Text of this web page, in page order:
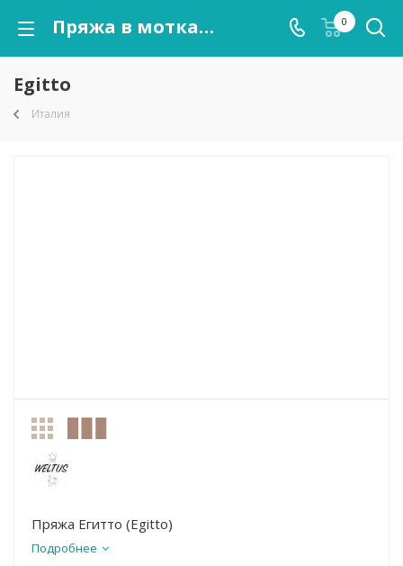
Пряжа в мотках Egitto оптом от kutnor.ru 0
Egitto
Италия
Пряжа Егитто (Egitto)
Подробнее